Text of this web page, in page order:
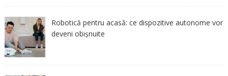
Robotică pentru acasă: ce dispozitive autonome vor
deveni obișnuite